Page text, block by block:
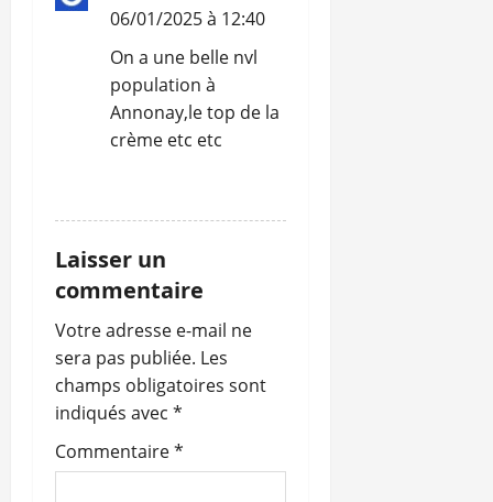
a
l
e
06/01/2025 à 12:40
On a une belle nvl
population à
Annonay,le top de la
crème etc etc
Laisser un
commentaire
Votre adresse e-mail ne
sera pas publiée. Les
champs obligatoires sont
indiqués avec *
Commentaire*